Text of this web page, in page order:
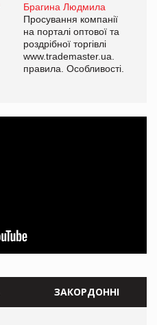
Брагина Людмила
Просування компанії
на порталі оптової та
роздрібної торгівлі
www.trademaster.ua.
правила. Особливості.
ЗАКОРДОННІ